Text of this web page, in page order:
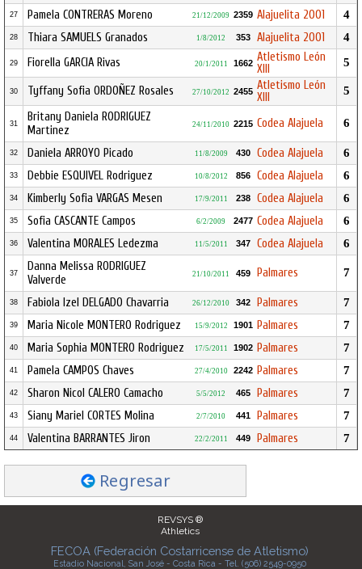
27 Pamela CONTRERAS Moreno 21/12/2009 2359 Alajuelita 2001 4
28 Thiara SAMUELS Granados 1/8/2012 353 Alajuelita 2001 4
29 Fiorella GARCIA Rivas 20/1/2011 1662 Atletismo León
Xlll
5
30 Tyffany Sofia ORDOÑEZ Rosales 27/10/2012 2455 Atletismo León
Xlll
5
31
Britany Daniela RODRIGUEZ
Martinez
24/11/2010 2215 Codea Alajuela 6
32 Daniela ARROYO Picado 11/8/2009 430 Codea Alajuela 6
33 Debbie ESQUIVEL Rodriguez 10/8/2012 856 Codea Alajuela 6
34 Kimberly Sofia VARGAS Mesen 17/9/2011 238 Codea Alajuela 6
35 Sofia CASCANTE Campos 6/2/2009 2477 Codea Alajuela 6
36 Valentina MORALES Ledezma 11/5/2011 347 Codea Alajuela 6
37
Danna Melissa RODRIGUEZ
Valverde
21/10/2011 459 Palmares 7
38 Fabiola Izel DELGADO Chavarria 26/12/2010 342 Palmares 7
39 Maria Nicole MONTERO Rodriguez 15/9/2012 1901 Palmares 7
40 Maria Sophia MONTERO Rodriguez 17/5/2011 1902 Palmares 7
41 Pamela CAMPOS Chaves 27/4/2010 2242 Palmares 7
42 Sharon Nicol CALERO Camacho 5/5/2012 465 Palmares 7
43 Siany Mariel CORTES Molina 2/7/2010 441 Palmares 7
44 Valentina BARRANTES Jiron 22/2/2011 449 Palmares 7
Regresar
REVSYS ®
Athletics
FECOA (Federación Costarricense de Atletismo)
Estadio Nacional, San José - Costa Rica - Tel. (506) 2549-0950